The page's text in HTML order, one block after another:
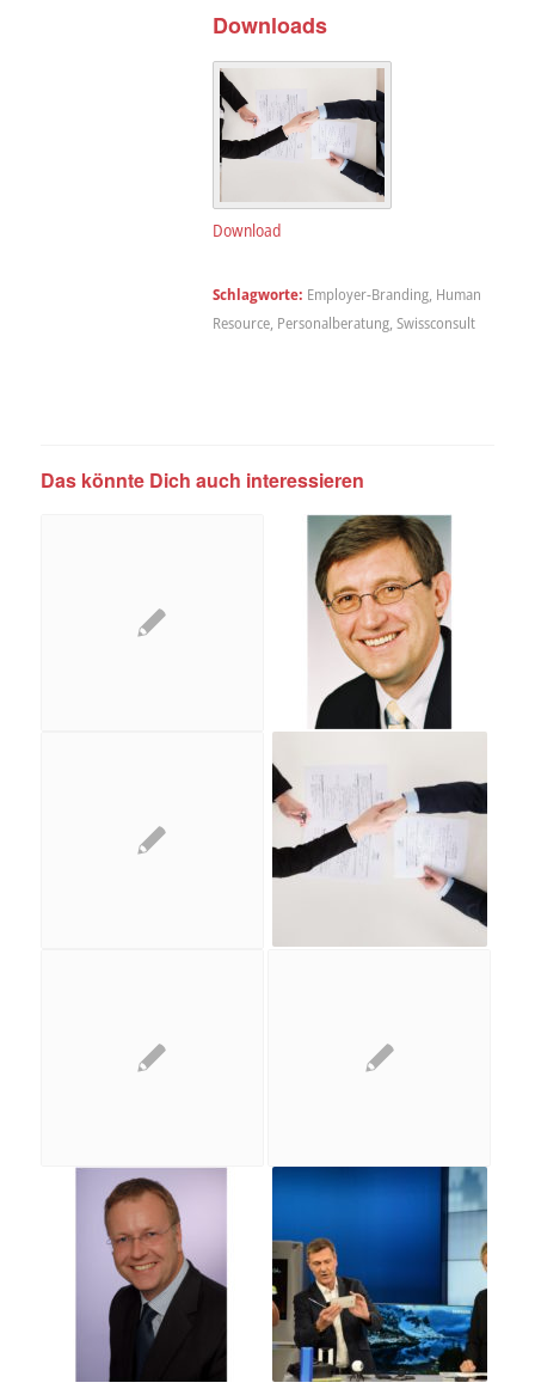
Downloads
Download
Schlagworte: Employer-Branding, Human
Resource, Personalberatung, Swissconsult
Das könnte Dich auch interessieren